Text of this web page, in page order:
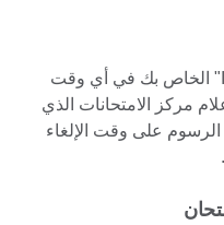
يمكنك إلغاء تسجيل امتحان "IELTS" الخاص بك في أي وقت
مركز الامتحانات الذي
على وقت الإلغاء